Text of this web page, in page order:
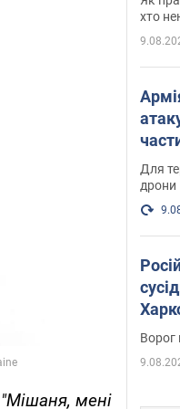
"Мішаня, мені
хто
Для
дрони
Ворог